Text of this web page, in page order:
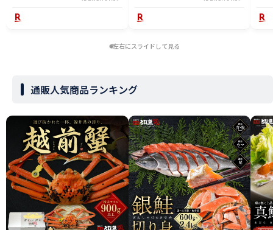
左右にスライドして見る
通販人気商品ランキング